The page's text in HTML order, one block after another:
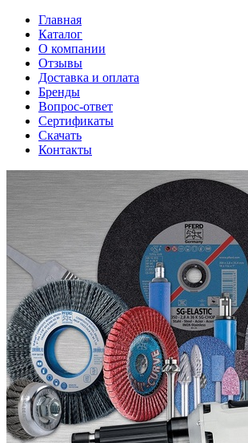
Главная
Каталог
О компании
Отзывы
Доставка и оплата
Бренды
Вопрос-ответ
Сертификаты
Скачать
Контакты